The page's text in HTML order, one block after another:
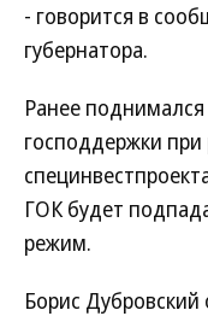
- говорится в
губернатора.
Ранее
господдержки
ГОК будет
режим.
Борис